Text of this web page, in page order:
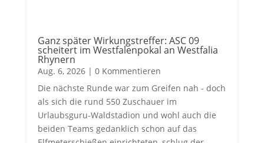
Ganz später Wirkungstreffer: ASC 09
scheitert im Westfalenpokal an Westfalia
Rhynern
Aug. 6, 2026| 0 Kommentieren
Die nächste Runde war zum Greifen nah - doch
als sich die rund 550 Zuschauer im
Urlaubsguru-Waldstadion und wohl auch die
beiden Teams gedanklich schon auf das